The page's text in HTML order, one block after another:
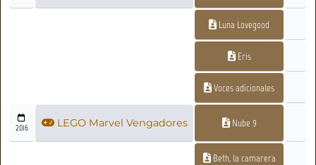
Luna Lovegood
Eris
Voces adicionales
2016 LEGO Marvel Vengadores Nube 9
Beth, la camarera